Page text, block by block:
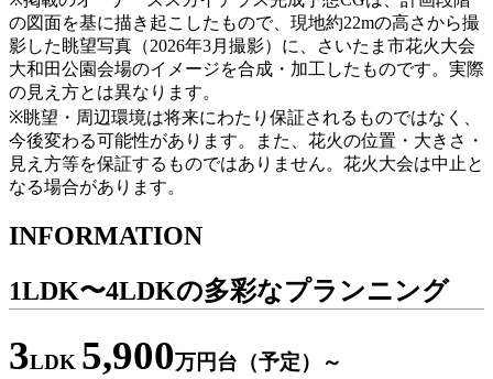
の図面を基に描き起こしたもので、現地約22mの高さから撮
影した眺望写真（2026年3月撮影）に、さいたま市花火大会
大和田公園会場のイメージを合成・加工したものです。実際
の見え方とは異なります。
※眺望・周辺環境は将来にわたり保証されるものではなく、
今後変わる可能性があります。また、花火の位置・大きさ・
見え方等を保証するものではありません。花火大会は中止と
なる場合があります。
INFORMATION
1LDK〜4LDKの多彩なプランニング
3LDK 5,900万円台（予定）～